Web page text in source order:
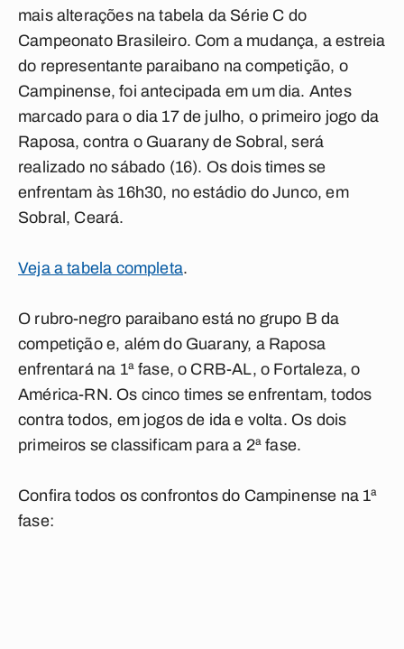
mais alterações na tabela da Série C do
Campeonato Brasileiro. Com a mudança, a estreia
do representante paraibano na competição, o
Campinense, foi antecipada em um dia. Antes
marcado para o dia 17 de julho, o primeiro jogo da
Raposa, contra o Guarany de Sobral, será
realizado no sábado (16). Os dois times se
enfrentam às 16h30, no estádio do Junco, em
Sobral, Ceará.
Veja a tabela completa.
O rubro-negro paraibano está no grupo B da
competição e, além do Guarany, a Raposa
enfrentará na 1ª fase, o CRB-AL, o Fortaleza, o
América-RN. Os cinco times se enfrentam, todos
contra todos, em jogos de ida e volta. Os dois
primeiros se classificam para a 2ª fase.
Confira todos os confrontos do Campinense na 1ª
fase: